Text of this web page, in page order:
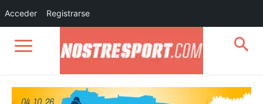
Acceder Registrarse